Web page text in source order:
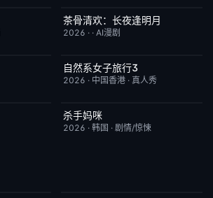
完结
茶骨清欢：长夜逢明月
2026 · · AI漫剧
已完结
自然系女子旅行3
2026 · 中国香港 · 真人秀
更新至第04集
杀手妈咪
2026 · 韩国 · 剧情/惊悚